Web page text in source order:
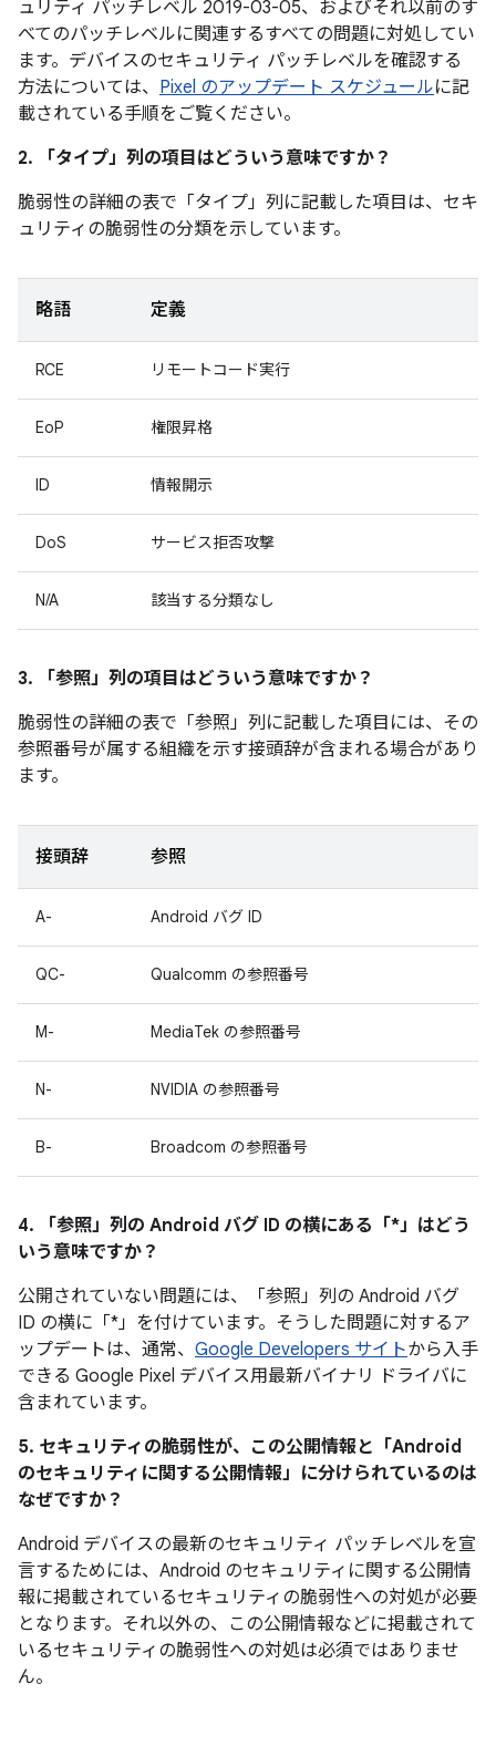
ュリティ パッチレベル 2019-03-05、およびそれ以前のす
べてのパッチレベルに関連するすべての問題に対処してい
ます。デバイスのセキュリティ パッチレベルを確認する
方法については、 Pixel のアップデート スケジュールに記
載されている手順をご覧ください。
2. 「タイプ」 列の項目はどういう意味ですか？
脆弱性の詳細の表で「タイプ」 列に記載した項目は、セキ
ュリティの脆弱性の分類を示しています。
略語 定義
RCE リモートコード実行
EoP 権限昇格
ID 情報開示
DoS サービス拒否攻撃
N/A 該当する分類なし
3. 「参照」 列の項目はどういう意味ですか？
脆弱性の詳細の表で「参照」列に記載した項目には、その
参照番号が属する組織を示す接頭辞が含まれる場合があり
ます。
接頭辞 参照
A- Android バグ ID
QC- Qualcomm の参照番号
M- MediaTek の参照番号
N- NVIDIA の参照番号
B- Broadcom の参照番号
4. 「参照」 列の Android バグ ID の横にある「*」はどう
いう意味ですか？
公開されていない問題には、「参照」 列の Android バグ
ID の横に「*」を付けています。そうした問題に対するア
ップデートは、通常、 Google Developers サイトから入手
できる Google Pixel デバイス用最新バイナリ ドライバに
含まれています。
5. セキュリティの脆弱性が、この公開情報と「Android
のセキュリティに関する公開情報」に分けられているのは
なぜですか？
Android デバイスの最新のセキュリティ パッチレベルを宣
言するためには、Android のセキュリティに関する公開情
報に掲載されているセキュリティの脆弱性への対処が必要
となります。それ以外の、この公開情報などに掲載されて
いるセキュリティの脆弱性への対処は必須ではありませ
ん。